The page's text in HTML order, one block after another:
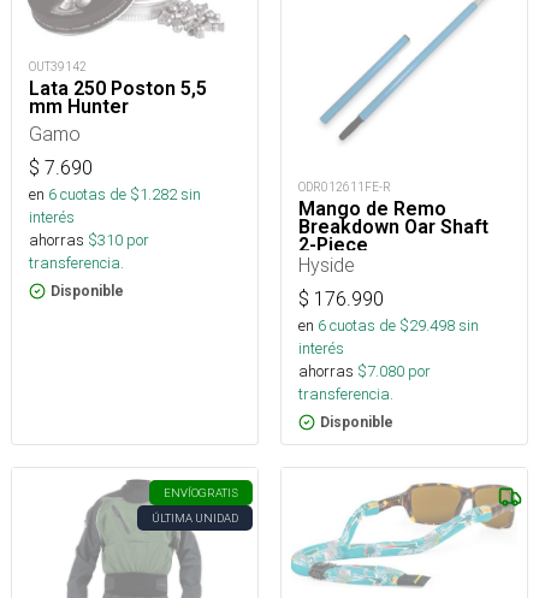
OUT39142
Lata 250 Poston 5,5
mm Hunter
Gamo
$ 7.690
en 6cuotas de $1.282sin
interés
ahorras $310 por
transferencia.
Disponible
ODR012611FE-R
Mango de Remo
Breakdown Oar Shaft
2-Piece
Hyside
$ 176.990
en 6cuotas de $29.498sin
interés
ahorras $7.080 por
transferencia.
Disponible
ENVÍOGRATIS
ÚLTIMA UNIDAD